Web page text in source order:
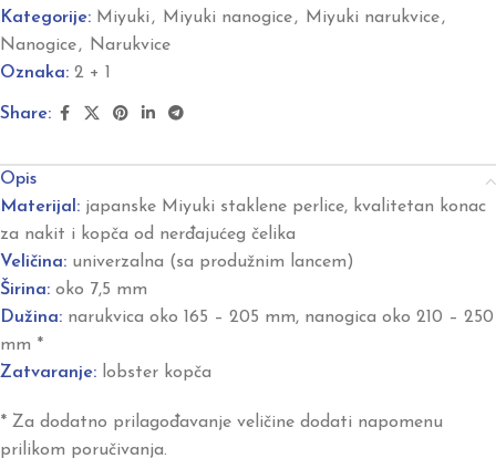
Kategorije: Miyuki , Miyuki nanogice, Miyuki narukvice,
Nanogice,
Narukvice
Oznaka: 2 + 1
Share:
Opis
Materijal: japanske Miyuki staklene perlice, kvalitetan konac
za nakit i kopča od nerđajućeg čelika
Veličina: univerzalna (sa produžnim lancem)
Širina: oko 7,5 mm
Dužina: narukvica oko 165 – 205 mm, nanogica oko 210 – 250
mm *
Zatvaranje: lobster kopča
* Za dodatno prilagođavanje veličine dodati napomenu
prilikom poručivanja.